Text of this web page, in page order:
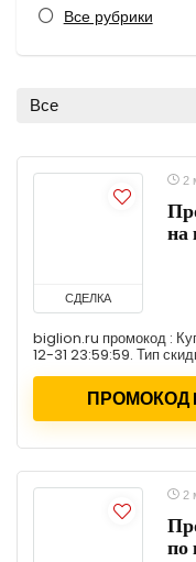
Все рубрики
Все
СДЕЛКА
2
на
biglion.ru промокод :
12-31 23:59:59. Тип
ПРОМОКОД
2
по